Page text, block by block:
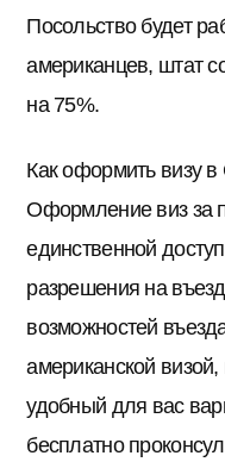
Посольство будет
американцев, штат
на 75%.
Как оформить визу
Оформление виз за
единственной
разрешения на
возможностей
американской
удобный для вас
бесплатно